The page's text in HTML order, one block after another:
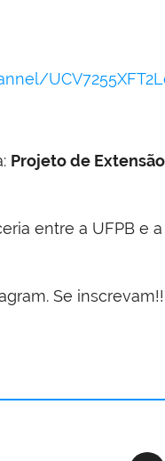
Projeto de Extensão
entre a UFPB e a
Se inscrevam!!